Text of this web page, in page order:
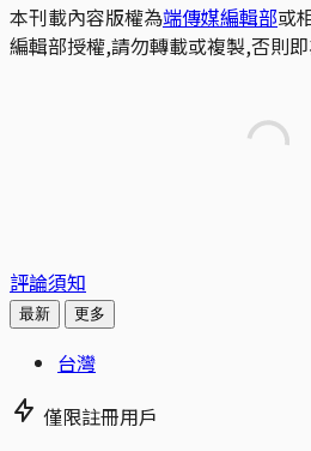
本刊載內容版權為端傳媒編輯部或
編輯部授權,請勿轉載或複製,否則即
評論須知
最新 更多
台灣
僅限註冊用戶